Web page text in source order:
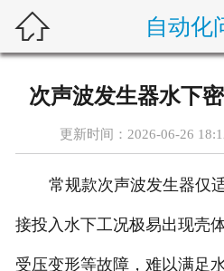
 自动化
次声波发生器水下
更新时间：2026-06-26
常规款次声波发生器仅
接投入水下工况极易出现壳
受压变形等故障，难以满足